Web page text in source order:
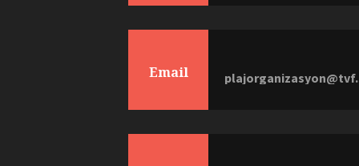
Email